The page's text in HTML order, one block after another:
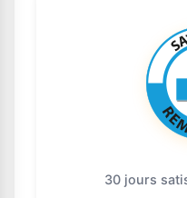
30 jours